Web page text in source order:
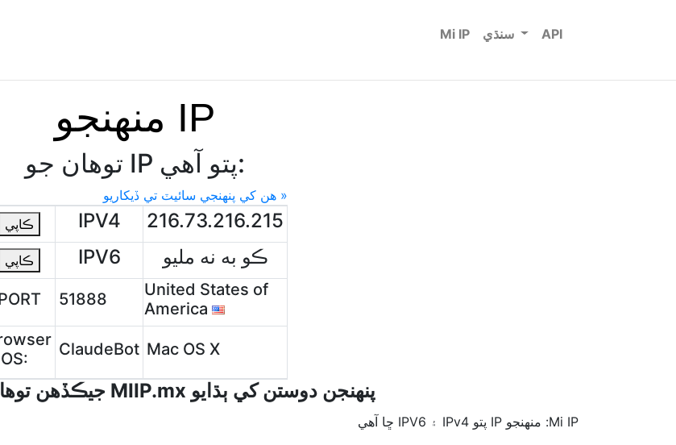
Mi IP API
منهنجو IP
توهان جو IP پتو آهي:
هن کي پنهنجي سائيٽ تي ڏيکاريو »
ڪاپي
IPV4 216.73.216.215
ڪاپي IPV6 ڪو به نه مليو
51888
United States of
America
ClaudeBot Mac OS X
جيڪڏھن توھان پسند ڪريو MIIP.mx پنھنجن دوستن کي ٻڌايو
Mi IP: منهنجو IP پتو IPv4 ۽ IPV6 ڇا آهي